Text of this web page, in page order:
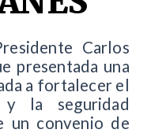
Carlos
presentada una
a fortalecer el
la seguridad
un convenio de